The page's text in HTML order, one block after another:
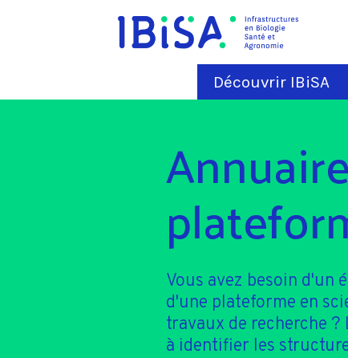
Découvrir IBiSA
Vous avez besoin d'un
d'une plateforme en
travaux de recherche
à identifier les